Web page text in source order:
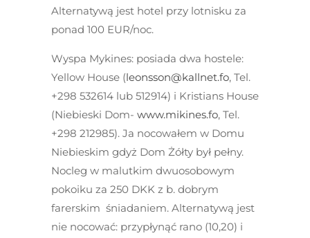
Alternatywą jest hotel przy lotnisku za
ponad 100 EUR/noc.
Wyspa Mykines: posiada dwa hostele:
Yellow House (leonsson@kallnet.fo, Tel.
+298 532614 lub 512914) i Kristians House
(Niebieski Dom- www.mikines.fo, Tel.
+298 212985). Ja nocowałem w Domu
Niebieskim gdyż Dom Żółty był pełny.
Nocleg w malutkim dwuosobowym
pokoiku za 250 DKK z b. dobrym
farerskim śniadaniem. Alternatywą jest
nie nocować: przypłynąć rano (10,20) i